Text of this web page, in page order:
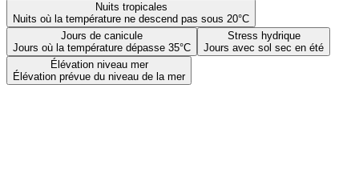
Nuits tropicales
Nuits où la température ne descend pas sous 20°C
Jours de canicule
Jours où la température dépasse 35°C
Stress hydrique
Jours avec sol sec en été
Élévation niveau mer
Élévation prévue du niveau de la mer